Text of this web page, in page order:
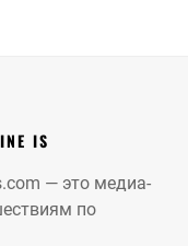
IS
— это медиа-
по